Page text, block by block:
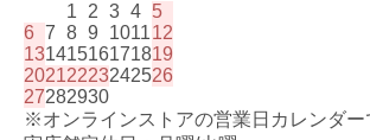
1
2 3 4 5
6 7 8 9 101112
13141516171819
20212223242526
27282930
※オンラインストアの営業日カレンダー